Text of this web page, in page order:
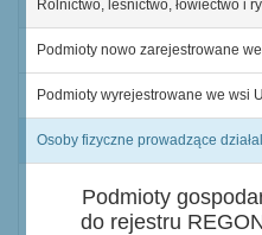
Rolnictwo, leśnictwo, łowiectwo i
Podmioty nowo zarejestrowane
Podmioty wyrejestrowane we wsi
Osoby fizyczne prowadzące
Podmioty
do rejestru